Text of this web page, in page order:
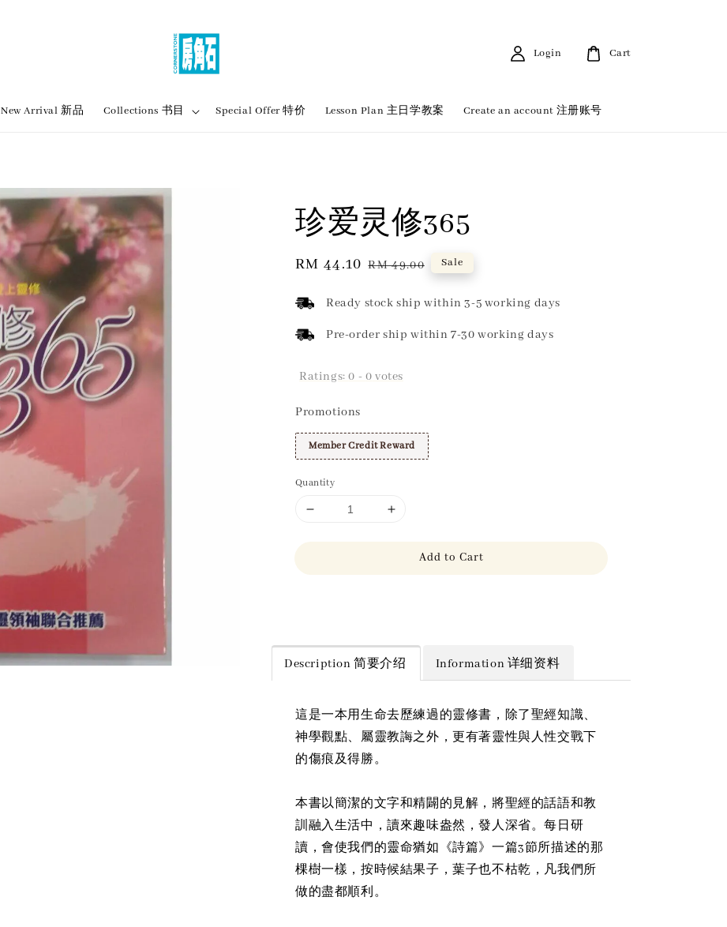
New Arrival 新品 Collections 书目 Special Offer 特价 Lesson Plan 主日学教案 Create an account 注册账号
Login Cart
珍爱灵修365
Sale
RM 44.10 Regular
RM 49.00 Sale
Ready stock ship within 3-5 working days
Pre-order ship within 7-30 working days
Ratings:0 - 0 votes
Promotions
Member Credit Reward
Quantity
Add to Cart
Description 简要介绍 Information 详细资料
這是一本用生命去歷練過的靈修書，除了聖經知識、
神學觀點、屬靈教誨之外，更有著靈性與人性交戰下
的傷痕及得勝。
本書以簡潔的文字和精闢的見解，將聖經的話語和教
訓融入生活中，讀來趣味盎然，發人深省。每日研
讀，會使我們的靈命猶如《詩篇》一篇3節所描述的那
棵樹一樣，按時候結果子，葉子也不枯乾，凡我們所
做的盡都順利。